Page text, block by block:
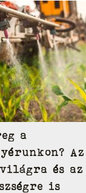
a
Az
és az
is